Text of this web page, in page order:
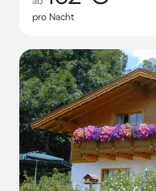
pro Nacht